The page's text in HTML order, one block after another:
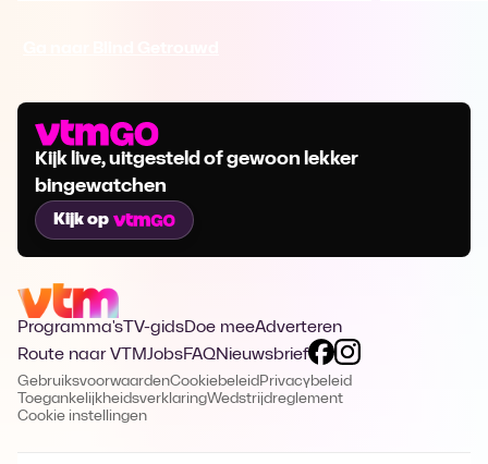
Kijk live, uitgesteld of gewoon lekker
bingewatchen
Kijk op
Programma's TV-gidsDoe meeAdverteren
Route naar VTMJobsFAQNieuwsbrief
GebruiksvoorwaardenCookiebeleid Privacybeleid
ToegankelijkheidsverklaringWedstrijdreglement
Cookie instellingen